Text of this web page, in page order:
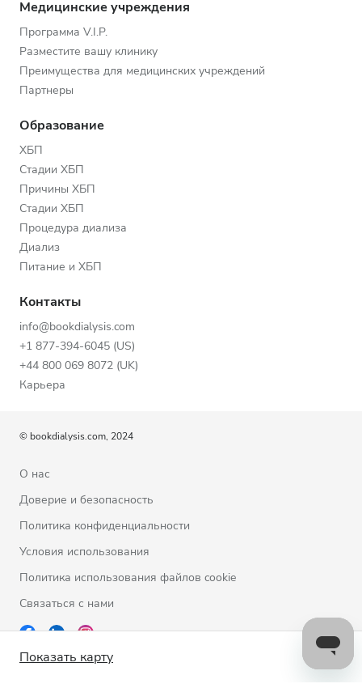
Показать карту
Медицинские учреждения
Программа V.I.P.
Разместите вашу клинику
Преимущества для медицинских учреждений
Партнеры
Образование
ХБП
Стадии ХБП
Причины ХБП
Стадии ХБП
Процедура диализа
Диализ
Питание и ХБП
Контакты
info@bookdialysis.com
+1 877-394-6045 (US)
+44 800 069 8072 (UK)
Карьера
© bookdialysis.com, 2024
О нас
Доверие и безопасность
Политика конфиденциальности
Условия использования
Политика использования файлов cookie
Связаться с нами